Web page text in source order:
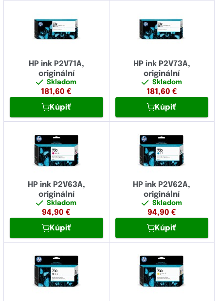
HP ink P2V71A,
originální
Skladom
181,60 €
Kúpiť
HP ink P2V73A,
originální
Skladom
181,60 €
Kúpiť
HP ink P2V63A,
originální
Skladom
94,90 €
Kúpiť
HP ink P2V62A,
originální
Skladom
94,90 €
Kúpiť